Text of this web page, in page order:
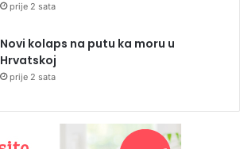
prije 2 sata
Novi kolaps na putu ka moru u
Hrvatskoj
prije 2 sata